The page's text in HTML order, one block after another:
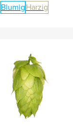
Blumig Harzig